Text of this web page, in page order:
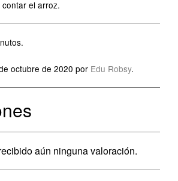
el arroz.
octubre de 2020 por Edu Robsy.
aún ninguna valoración.